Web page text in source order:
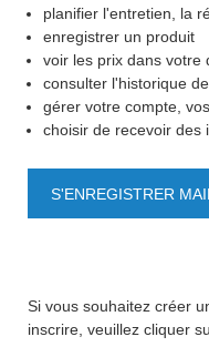
planifier l'entretien, la
enregistrer un produit
voir les prix dans votre
consulter l'historique
gérer votre compte,
choisir de recevoir des
S'ENREGISTRER
Si vous souhaitez créer
inscrire, veuillez cliquer